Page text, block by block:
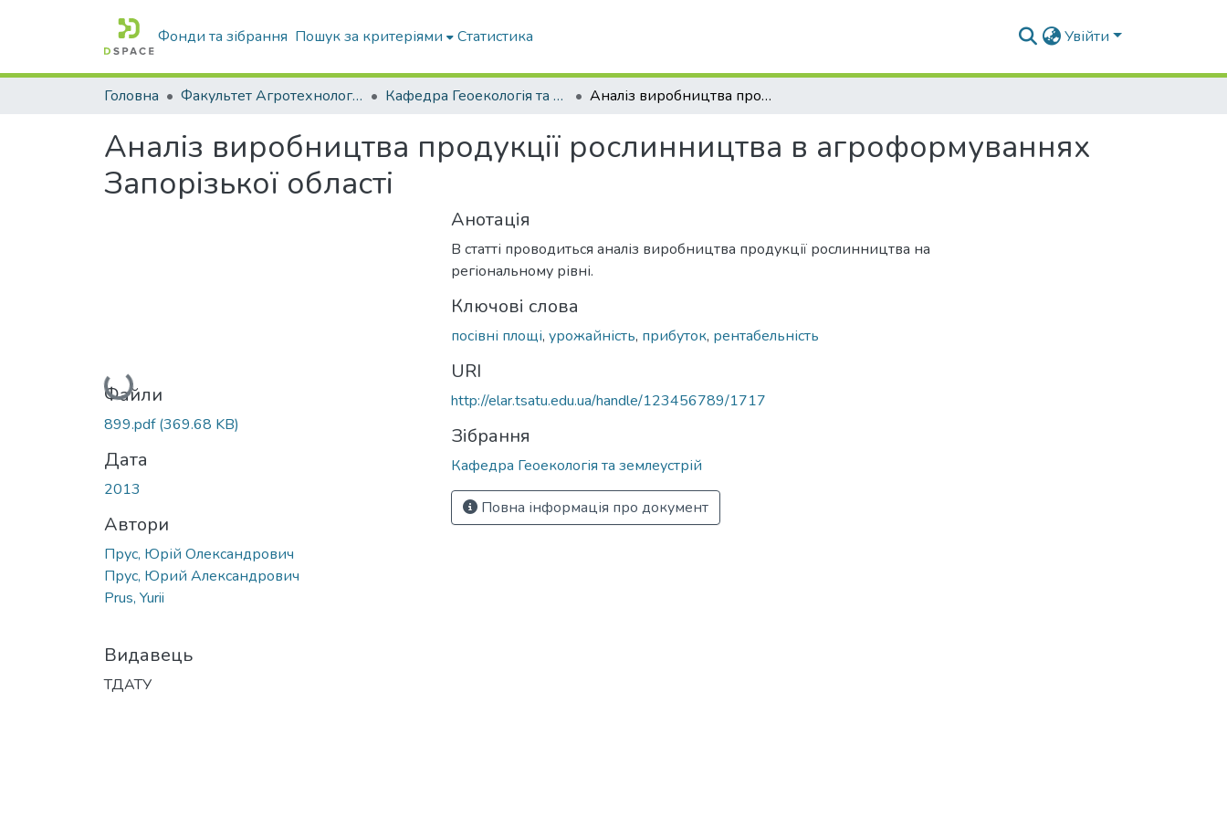
Фонди та зібрання Пошук за критеріями Статистика Увійти
Головна Факультет Агротехнологій та екології Кафедра Геоекологія та землеустрій Аналіз виробництва продукції рослинництва в агроформуваннях Запорізької області
Аналіз виробництва продукції рослинництва в агроформуваннях
Запорізької області
Вантажиться...
Файли
899.pdf(369.68 KB)
Дата
2013
Автори
Прус, Юрій Олександрович
Прус, Юрий Александрович
Prus, Yurii
Видавець
ТДАТУ
Анотація
В статті проводиться аналіз виробництва продукції рослинництва на
регіональному рівні.
Ключові слова
посівні площі, урожайність, прибуток, рентабельність
URI
http://elar.tsatu.edu.ua/handle/123456789/1717
Зібрання
Кафедра Геоекологія та землеустрій
Повна інформація про документ